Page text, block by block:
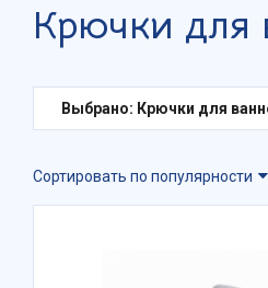
Крючки для
Выбрано: Крючки для
Сортировать по популярности